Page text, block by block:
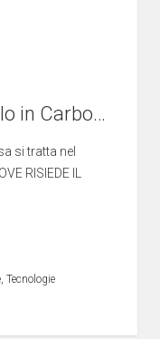
Decapaggio con pennello in Carbonio: scintille, problemi e study case
si tratta nel
RISIEDE IL
Tecnologie